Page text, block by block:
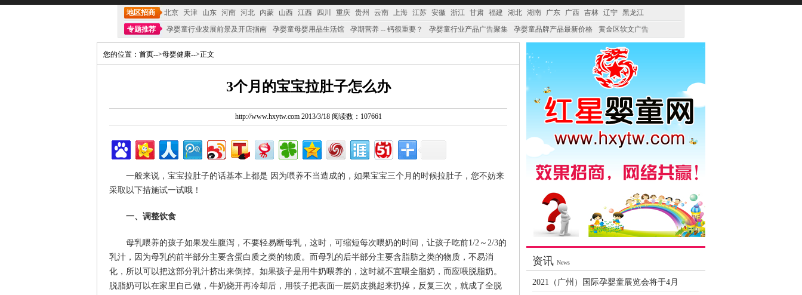
地区招商 北京 天津 山东 河南 河北 内蒙 山西 江西 四川 重庆 贵州 云南 上海 江苏 安徽 浙江 甘肃 福建 湖北 湖南 广东 广西 吉林 辽宁 黑龙江
专题推荐
孕婴童行业发展前景及开店指南 孕婴童母婴用品生活馆 孕期营养 -- 钙很重要？ 孕婴童行业产品广告聚集 孕婴童品牌产品最新价格 黄金区软文广告
您的位置： 首页-->母婴健康-->正文
3个月的宝宝拉肚子怎么办
http://www.hxytw.com 2013/3/18 阅读数：107661
一般来说，宝宝拉肚子的话基本上都是 因为喂养不当造成的，如果宝宝三个月的时候拉肚子，您不妨来
采取以下措施试一试哦！
一、调整饮食
母乳喂养的孩子如果发生腹泻，不要轻易断母乳，这时，可缩短每次喂奶的时间，让孩子吃前1/2～2/3的
乳汁，因为母乳的前半部分主要含蛋白质之类的物质。而母乳的后半部分主要含脂肪之类的物质，不易消
化，所以可以把这部分乳汁挤出来倒掉。如果孩子是用牛奶喂养的，这时就不宜喂全脂奶，而应喂脱脂奶。
脱脂奶可以在家里自己做，牛奶烧开再冷却后，用筷子把表面一层奶皮挑起来扔掉，反复三次，就成了全脱
资讯 News
2021（广州）国际孕婴童展览会将于4月